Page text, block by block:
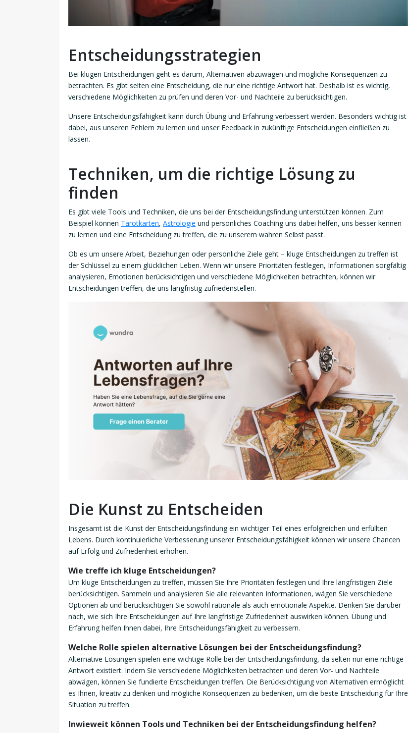
Entscheidungsstrategien
Bei klugen Entscheidungen geht es darum, Alternativen abzuwägen und mögliche Konsequenzen zu
betrachten. Es gibt selten eine Entscheidung, die nur eine richtige Antwort hat. Deshalb ist es wichtig,
verschiedene Möglichkeiten zu prüfen und deren Vor- und Nachteile zu berücksichtigen.
Unsere Entscheidungsfähigkeit kann durch Übung und Erfahrung verbessert werden. Besonders wichtig ist
dabei, aus unseren Fehlern zu lernen und unser Feedback in zukünftige Entscheidungen einfließen zu
lassen.
Techniken, um die richtige Lösung zu
finden
Es gibt viele Tools und Techniken, die uns bei der Entscheidungsfindung unterstützen können. Zum
Beispiel können Tarotkarten, Astrologie und persönliches Coaching uns dabei helfen, uns besser kennen
zu lernen und eine Entscheidung zu treffen, die zu unserem wahren Selbst passt.
Ob es um unsere Arbeit, Beziehungen oder persönliche Ziele geht – kluge Entscheidungen zu treffen ist
der Schlüssel zu einem glücklichen Leben. Wenn wir unsere Prioritäten festlegen, Informationen sorgfältig
analysieren, Emotionen berücksichtigen und verschiedene Möglichkeiten betrachten, können wir
Entscheidungen treffen, die uns langfristig zufriedenstellen.
Die Kunst zu Entscheiden
Insgesamt ist die Kunst der Entscheidungsfindung ein wichtiger Teil eines erfolgreichen und erfüllten
Lebens. Durch kontinuierliche Verbesserung unserer Entscheidungsfähigkeit können wir unsere Chancen
auf Erfolg und Zufriedenheit erhöhen.
Wie treffe ich kluge Entscheidungen?
Um kluge Entscheidungen zu treffen, müssen Sie Ihre Prioritäten festlegen und Ihre langfristigen Ziele
berücksichtigen. Sammeln und analysieren Sie alle relevanten Informationen, wägen Sie verschiedene
Optionen ab und berücksichtigen Sie sowohl rationale als auch emotionale Aspekte. Denken Sie darüber
nach, wie sich Ihre Entscheidungen auf Ihre langfristige Zufriedenheit auswirken können. Übung und
Erfahrung helfen Ihnen dabei, Ihre Entscheidungsfähigkeit zu verbessern.
Welche Rolle spielen alternative Lösungen bei der Entscheidungsfindung?
Alternative Lösungen spielen eine wichtige Rolle bei der Entscheidungsfindung, da selten nur eine richtige
Antwort existiert. Indem Sie verschiedene Möglichkeiten betrachten und deren Vor- und Nachteile
abwägen, können Sie fundierte Entscheidungen treffen. Die Berücksichtigung von Alternativen ermöglicht
es Ihnen, kreativ zu denken und mögliche Konsequenzen zu bedenken, um die beste Entscheidung für Ihre
Situation zu treffen.
Inwieweit können Tools und Techniken bei der Entscheidungsfindung helfen?